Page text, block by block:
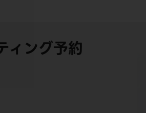
ィング予約